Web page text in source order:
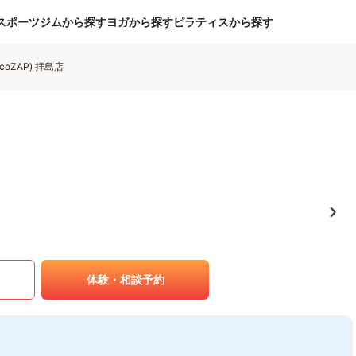
ポーツジムから探すヨガから探すピラティスから探す
拝島店
体験・相談予約